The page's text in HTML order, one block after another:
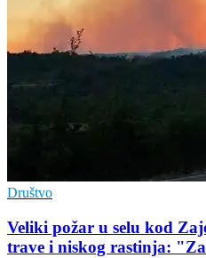
Društvo
Veliki požar u selu kod
trave i niskog rastinja: